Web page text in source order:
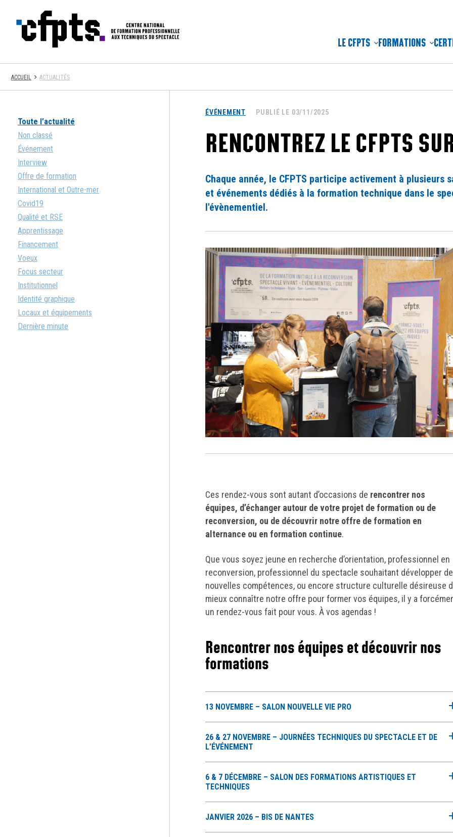
LE CFPTS FORMATIONS
ACCUEIL ACTUALITÉS
Toute l’actualité
Non classé
Événement
Interview
Offre de formation
International et Outre-mer
Covid19
Qualité et RSE
Apprentissage
Financement
Voeux
Focus secteur
Institutionnel
Identité graphique
Locaux et équipements
Dernière minute
ÉVÉNEMENT PUBLIÉ LE 03/11/2025
RENCONTREZ LE CFPTS
Chaque année, le CFPTS participe activement à plusieurs
et événements dédiés à la formation technique dans le
l'évènementiel.
Ces rendez-vous sont autant d’occasions de rencontrer nos
équipes, d’échanger autour de votre projet de formation ou de
reconversion, ou de découvrir notre offre de formation en
alternance ou en formation continue.
Que vous soyez jeune en recherche d’orientation, professionnel en
reconversion, professionnel du spectacle souhaitant développer de
nouvelles compétences, ou encore structure culturelle désireuse
mieux connaître notre offre pour former vos équipes, il y a
un rendez-vous fait pour vous. À vos agendas !
Rencontrer nos équipes et découvrir nos
formations
13 NOVEMBRE – SALON NOUVELLE VIE PRO
26 & 27 NOVEMBRE – JOURNÉES TECHNIQUES DU SPECTACLE ET DE
L’ÉVÉNEMENT
6 & 7 DÉCEMBRE – SALON DES FORMATIONS ARTISTIQUES ET
TECHNIQUES
JANVIER 2026 – BIS DE NANTES